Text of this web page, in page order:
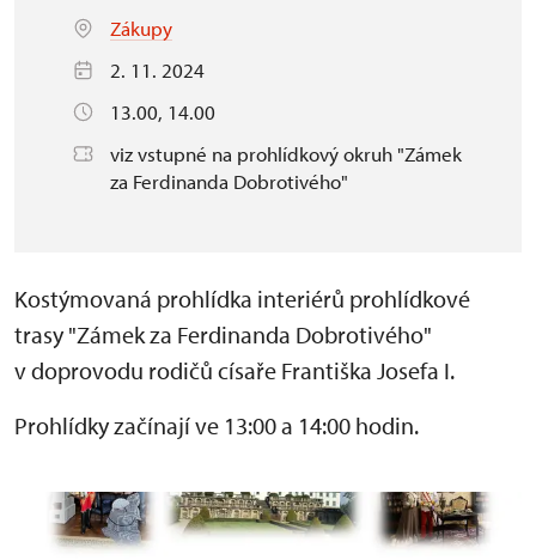
Zákupy
2. 11. 2024
13.00, 14.00
viz vstupné na prohlídkový okruh "Zámek
za Ferdinanda Dobrotivého"
Kostýmovaná prohlídka interiérů prohlídkové
trasy "Zámek za Ferdinanda Dobrotivého"
v doprovodu rodičů císaře Františka Josefa I.
Prohlídky začínají ve 13:00 a 14:00 hodin.